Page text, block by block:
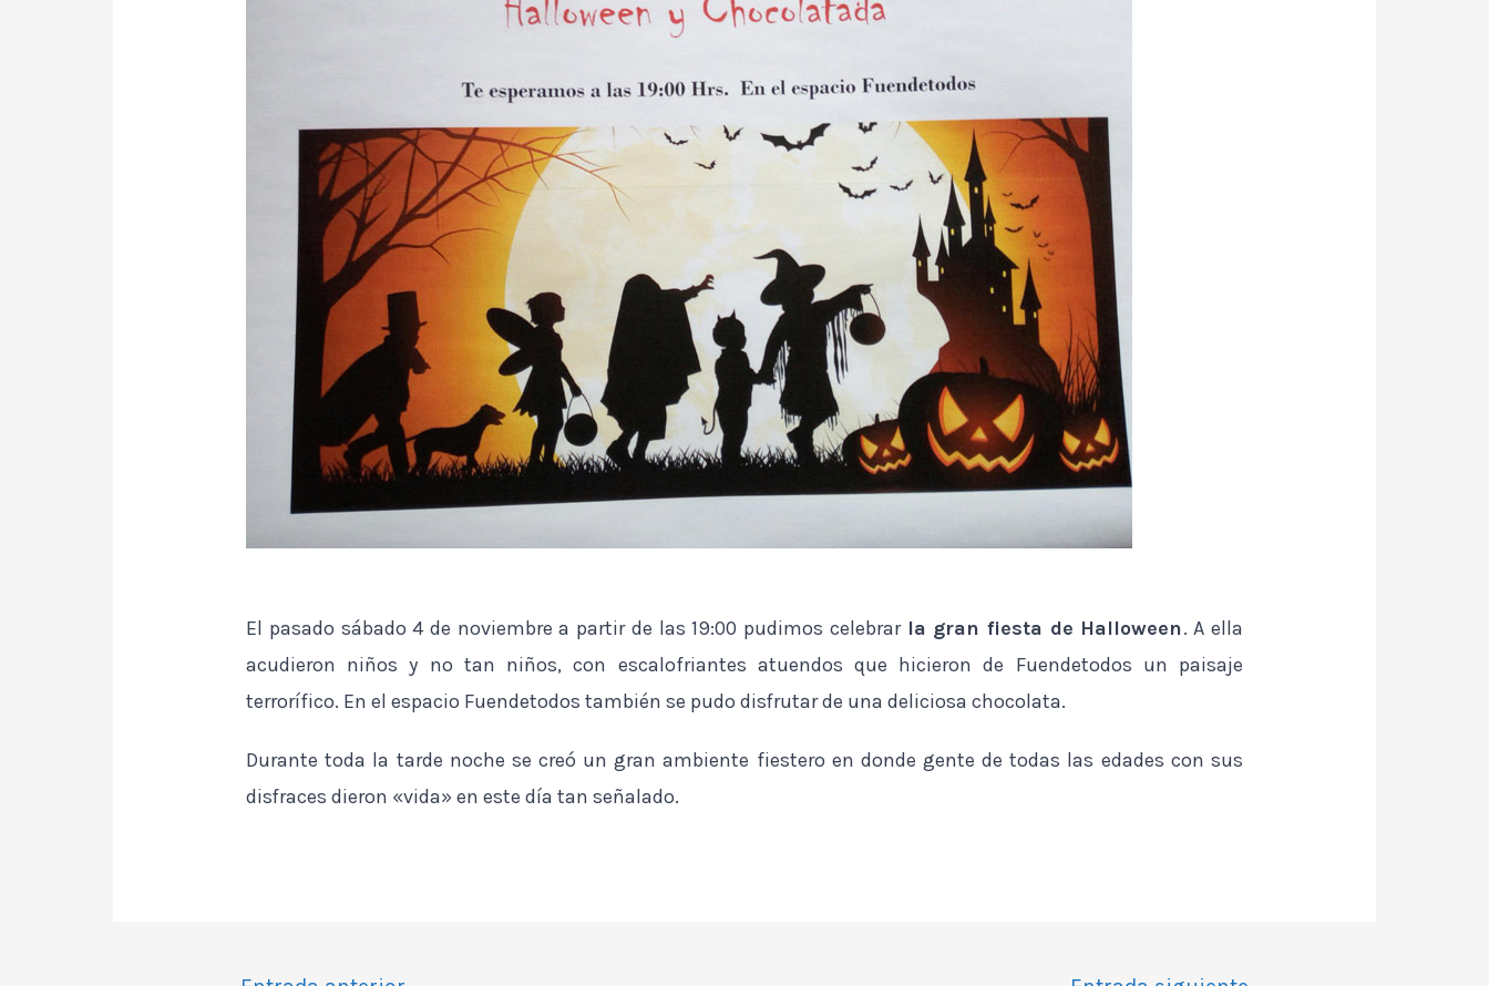
El pasado sábado 4 de noviembre a partir de las 19:00 pudimos celebrar la gran fiesta de Halloween. A ella
acudieron niños y no tan niños, con escalofriantes atuendos que hicieron de Fuendetodos un paisaje
terrorífico. En el espacio Fuendetodos también se pudo disfrutar de una deliciosa chocolata.
Durante toda la tarde noche se creó un gran ambiente fiestero en donde gente de todas las edades con sus
disfraces dieron «vida» en este día tan señalado.
Navegación